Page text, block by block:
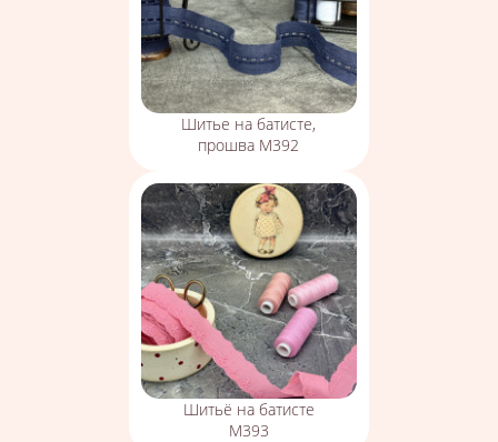
Шитье на батисте,
прошва М392
Шитьё на батисте
М393